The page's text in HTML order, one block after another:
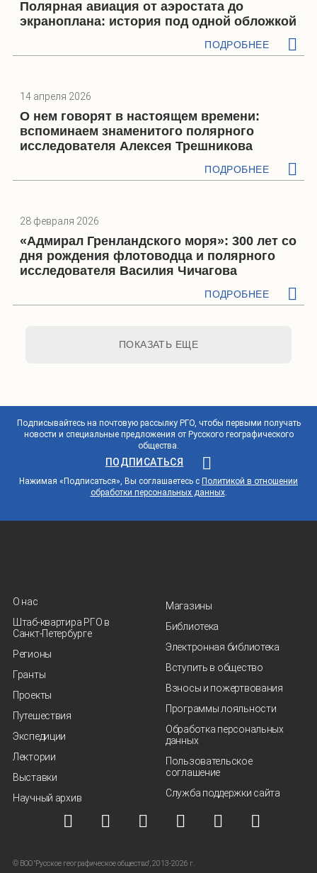
Полярная авиация от аэростата до
экраноплана: история под одной обложкой
ПОДРОБНЕЕ
14 апреля 2026
О нем говорят в настоящем времени:
вспоминаем знаменитого полярного
исследователя Алексея Трешникова
ПОДРОБНЕЕ
28 февраля 2026
«Адмирал Гренландского моря»: 300 лет со
дня рождения флотоводца и полярного
исследователя Василия Чичагова
ПОДРОБНЕЕ
ПОКАЗАТЬ ЕЩЕ
Подписывайтесь на почтовую рассылку РГО, чтобы первыми получать
новости и специальные предложения от Русского географического
общества.
ПОДПИСАТЬСЯ
Нажимая «Подписаться», Вы соглашаетесь с Политикой в отношении
обработки персональных данных.
О нас
Штаб-квартира РГО в
Санкт‑Петербурге
Регионы
Гранты
Проекты
Путешествия
Экспедиции
Лектории
Выставки
Научный архив
Магазины
Библиотека
Электронная библиотека
Вступить в общество
Взносы и пожертвования
Программы лояльности
Обработка персональных
данных
Пользовательское
соглашение
Служба поддержки сайта
© ВОО "Русское географическое общество", 2013-2026 г.